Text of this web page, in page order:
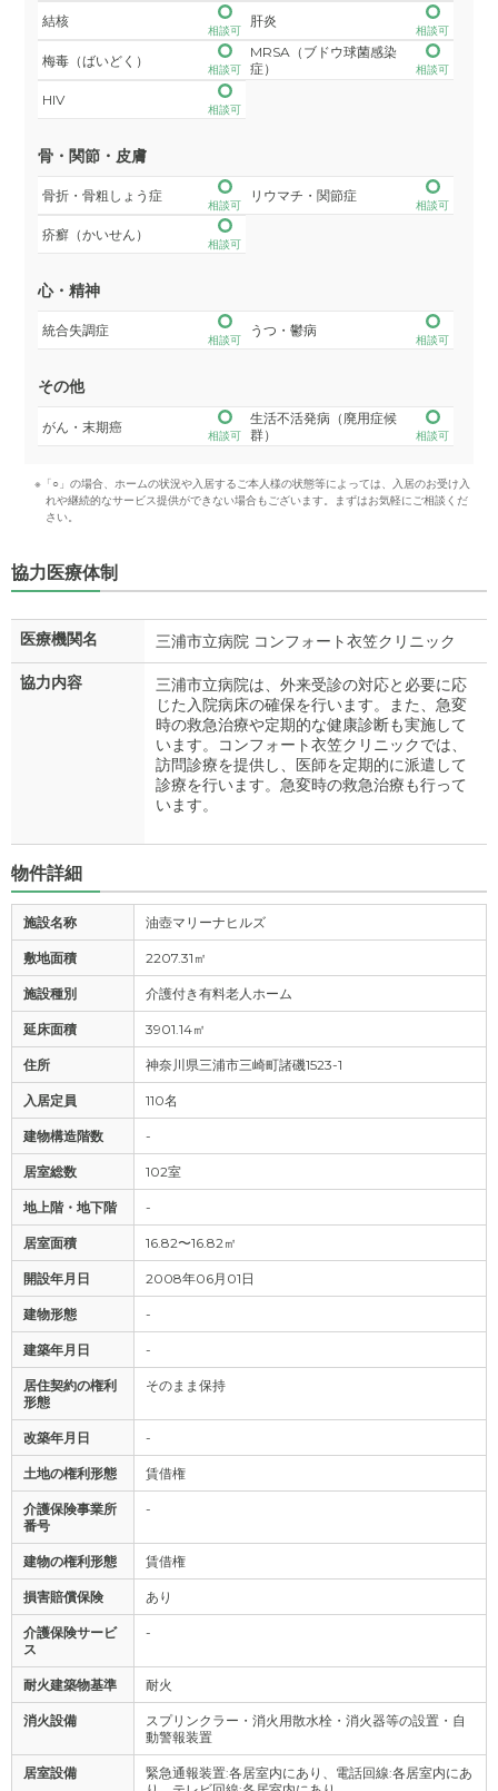
結核
相談可
肝炎
相談可
梅毒（ばいどく）
相談可
MRSA（ブドウ球菌感染
症）
相談可
HIV
相談可
骨・関節・皮膚
骨折・骨粗しょう症
相談可
リウマチ・関節症
相談可
疥癬（かいせん）
相談可
心・精神
統合失調症
相談可
うつ・鬱病
相談可
その他
がん・末期癌
相談可
生活不活発病（廃用症候
群）
相談可
※「○」の場合、ホームの状況や入居するご本人様の状態等によっては、入居のお受け入
れや継続的なサービス提供ができない場合もございます。まずはお気軽にご相談くだ
さい。
協力医療体制
医療機関名 三浦市立病院 コンフォート衣笠クリニック
協力内容
三浦市立病院は、外来受診の対応と必要に応
じた入院病床の確保を行います。また、急変
時の救急治療や定期的な健康診断も実施して
います。コンフォート衣笠クリニックでは、
訪問診療を提供し、医師を定期的に派遣して
診療を行います。急変時の救急治療も行って
います。
物件詳細
施設名称 油壺マリーナヒルズ
敷地面積 2207.31㎡
施設種別 介護付き有料老人ホーム
延床面積 3901.14㎡
住所 神奈川県三浦市三崎町諸磯1523-1
入居定員 110名
建物構造階数 -
居室総数 102室
地上階・地下階 -
居室面積 16.82〜16.82㎡
開設年月日 2008年06月01日
建物形態 -
建築年月日 -
居住契約の権利
形態
そのまま保持
改築年月日 -
土地の権利形態 賃借権
介護保険事業所
番号
-
建物の権利形態 賃借権
損害賠償保険 あり
介護保険サービ
ス
-
耐火建築物基準 耐火
消火設備
スプリンクラー・消火用散水栓・消火器等の設置・自
動警報装置
居室設備
緊急通報装置:各居室内にあり、電話回線:各居室内にあ